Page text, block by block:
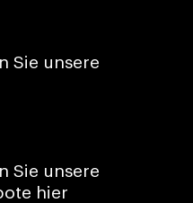
Sie unsere
Sie unsere
hier